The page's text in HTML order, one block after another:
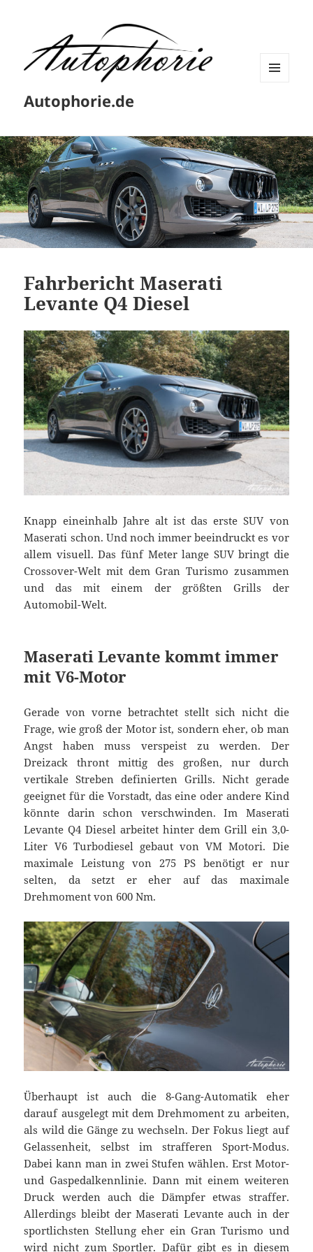
Autophorie.de
Fahrbericht Maserati
Levante Q4 Diesel
Knapp eineinhalb Jahre alt ist das erste SUV von
Maserati schon. Und noch immer beeindruckt es vor
allem visuell. Das fünf Meter lange SUV bringt die
Crossover-Welt mit dem Gran Turismo zusammen
und das mit einem der größten Grills der
Automobil-Welt.
Maserati Levante kommt immer
mit V6-Motor
Gerade von vorne betrachtet stellt sich nicht die
Frage, wie groß der Motor ist, sondern eher, ob man
Angst haben muss verspeist zu werden. Der
Dreizack thront mittig des großen, nur durch
vertikale Streben definierten Grills. Nicht gerade
geeignet für die Vorstadt, das eine oder andere Kind
könnte darin schon verschwinden. Im Maserati
Levante Q4 Diesel arbeitet hinter dem Grill ein 3,0-
Liter V6 Turbodiesel gebaut von VM Motori. Die
maximale Leistung von 275 PS benötigt er nur
selten, da setzt er eher auf das maximale
Drehmoment von 600 Nm.
Überhaupt ist auch die 8-Gang-Automatik eher
darauf ausgelegt mit dem Drehmoment zu arbeiten,
als wild die Gänge zu wechseln. Der Fokus liegt auf
Gelassenheit, selbst im strafferen Sport-Modus.
Dabei kann man in zwei Stufen wählen. Erst Motor-
und Gaspedalkennlinie. Dann mit einem weiteren
Druck werden auch die Dämpfer etwas straffer.
Allerdings bleibt der Maserati Levante auch in der
sportlichsten Stellung eher ein Gran Turismo und
wird nicht zum Sportler. Dafür gibt es in diesem